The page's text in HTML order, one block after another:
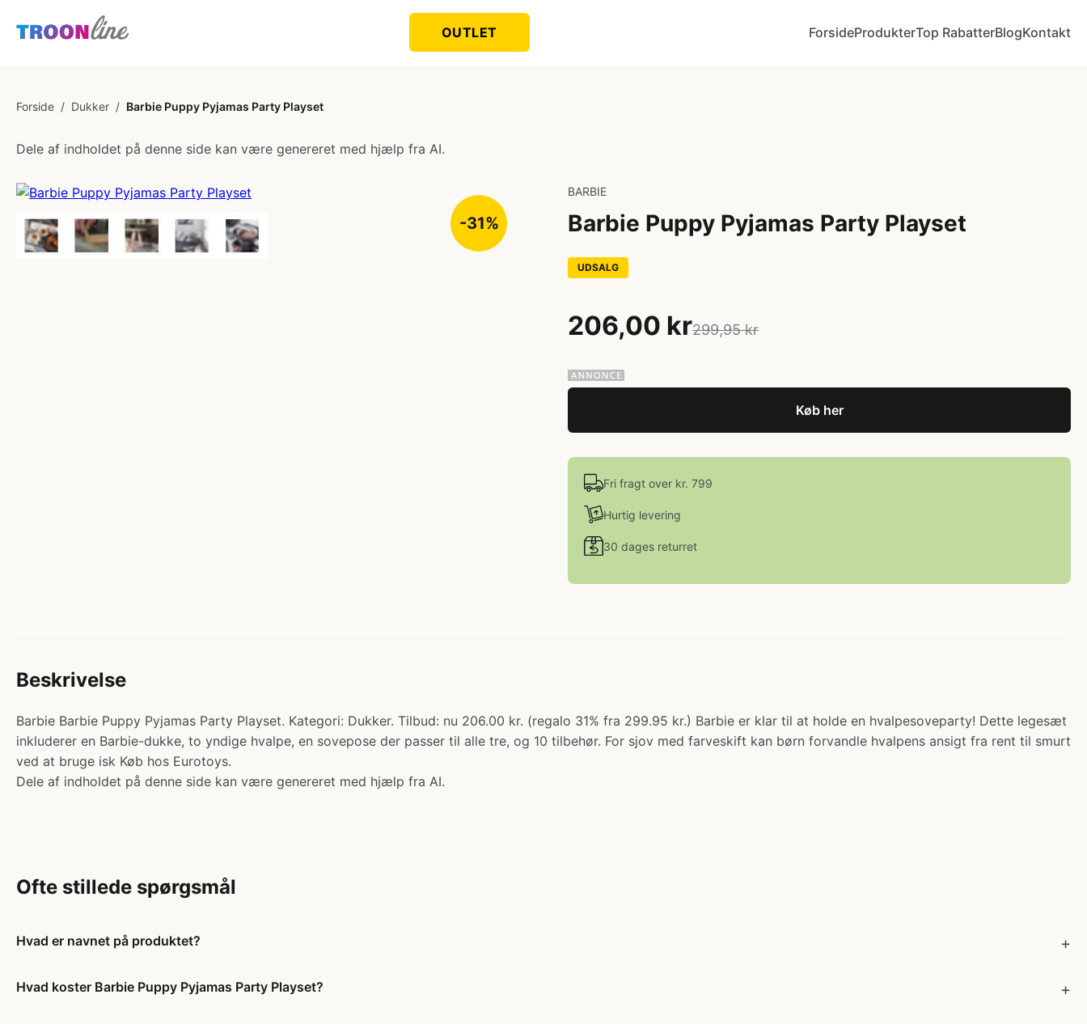
OUTLET ForsideProdukterTop RabatterBlogKontakt
Forside / Dukker / Barbie Puppy Pyjamas Party Playset
Dele af indholdet på denne side kan være genereret med hjælp fra AI.
-31%
BARBIE
Barbie Puppy Pyjamas Party Playset
UDSALG
206,00 kr299,95 kr
Køb her
Fri fragt over kr. 799
Hurtig levering
30 dages returret
Beskrivelse
Barbie Barbie Puppy Pyjamas Party Playset. Kategori: Dukker. Tilbud: nu 206.00 kr. (regalo 31% fra 299.95 kr.) Barbie er klar til at holde en hvalpesoveparty! Dette legesæt
inkluderer en Barbie-dukke, to yndige hvalpe, en sovepose der passer til alle tre, og 10 tilbehør. For sjov med farveskift kan børn forvandle hvalpens ansigt fra rent til smurt
ved at bruge isk Køb hos Eurotoys.
Dele af indholdet på denne side kan være genereret med hjælp fra AI.
Ofte stillede spørgsmål
Hvad er navnet på produktet?
Hvad koster Barbie Puppy Pyjamas Party Playset?